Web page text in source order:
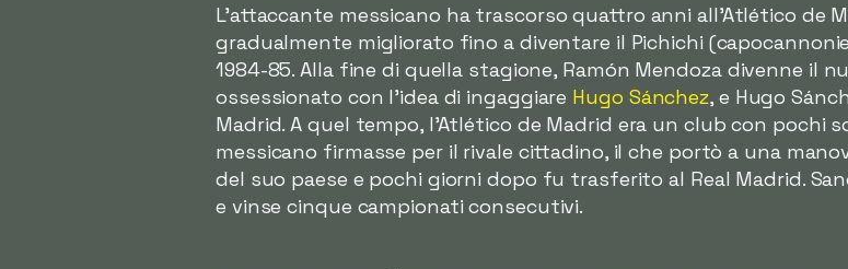
L'attaccante messicano ha trascorso quattro anni all'Atlético de
gradualmente migliorato fino a diventare il Pichichi
1984-85. Alla fine di quella stagione, Ramón Mendoza divenne il
ossessionato con l'idea di ingaggiare Hugo Sánchez, e Hugo
Madrid. A quel tempo, l'Atlético de Madrid era un club con pochi
messicano firmasse per il rivale cittadino, il che portò a una
del suo paese e pochi giorni dopo fu trasferito al Real Madrid.
e vinse cinque campionati consecutivi.